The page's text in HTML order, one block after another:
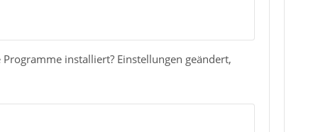
installiert? Einstellungen geändert,